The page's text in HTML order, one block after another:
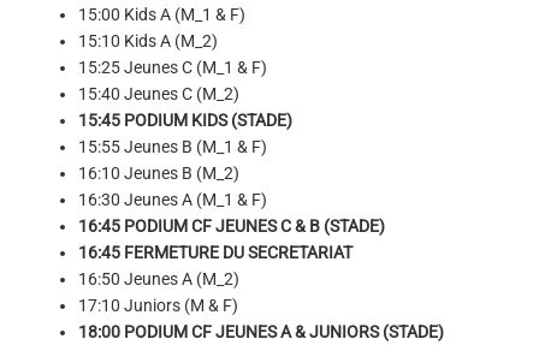
15:00 Kids A (M_1 & F)
15:10 Kids A (M_2)
15:25 Jeunes C (M_1 & F)
15:40 Jeunes C (M_2)
15:45 PODIUM KIDS (STADE)
15:55 Jeunes B (M_1 & F)
16:10 Jeunes B (M_2)
16:30 Jeunes A (M_1 & F)
16:45 PODIUM CF JEUNES C & B (STADE)
16:45 FERMETURE DU SECRETARIAT
16:50 Jeunes A (M_2)
17:10 Juniors (M & F)
18:00 PODIUM CF JEUNES A & JUNIORS (STADE)